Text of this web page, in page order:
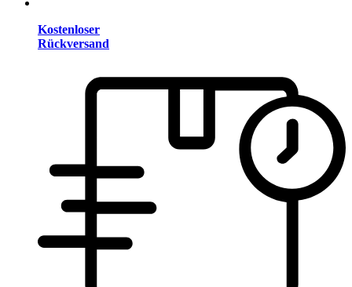
Kostenloser
Rückversand